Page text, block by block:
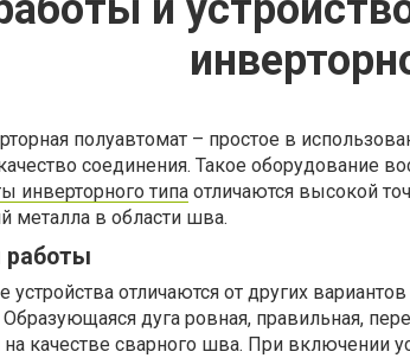
полуавтомат – простое в
соединения. Такое оборудование
инверторного типа отличаются высокой
металла в области шва.
работы
устройства отличаются от других
дуга ровная, правильная,
на качестве сварного шва. При включении